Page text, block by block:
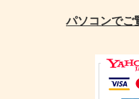
パソコンでご